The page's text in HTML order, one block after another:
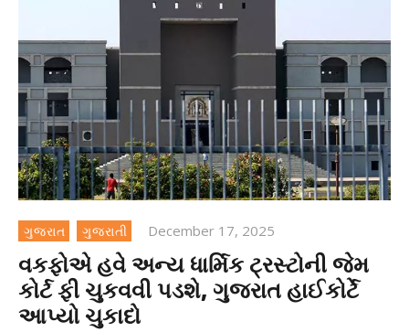
ગુજરાત ગુજરાતી December 17, 2025
વકફોએ હવે અન્ય ધાર્મિક ટ્રસ્ટોની જેમ
કોર્ટ ફી ચુકવવી પડશે, ગુજરાત હાઈકોર્ટે
આપ્યો ચુકાદો